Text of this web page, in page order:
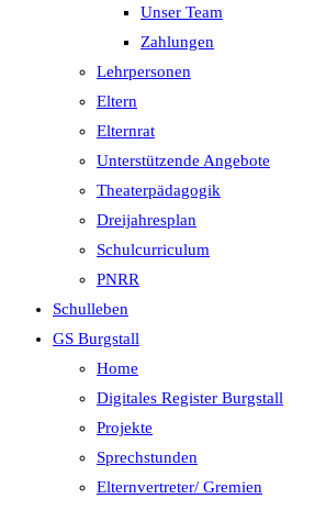
Unser Team
Zahlungen
Lehrpersonen
Eltern
Elternrat
Unterstützende Angebote
Theaterpädagogik
Dreijahresplan
Schulcurriculum
PNRR
Schulleben
GS Burgstall
Home
Digitales Register Burgstall
Projekte
Sprechstunden
Elternvertreter/ Gremien